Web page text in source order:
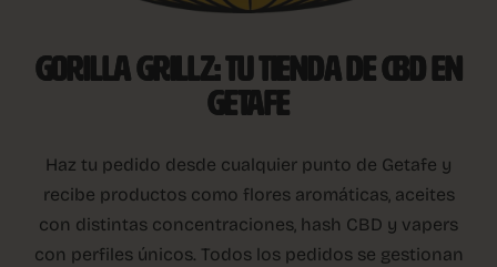
GORILLA GRILLZ: TU TIENDA DE CBD EN
GETAFE
Haz tu pedido desde cualquier punto de Getafe y
recibe productos como flores aromáticas, aceites
con distintas concentraciones, hash CBD y vapers
con perfiles únicos. Todos los pedidos se gestionan